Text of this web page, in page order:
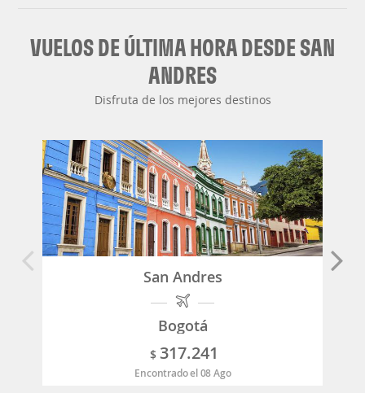
VUELOS DE ÚLTIMA HORA DESDE SAN
ANDRES
Disfruta de los mejores destinos
San Andres
Bogotá
$ 317.241
Encontrado el 08 Ago